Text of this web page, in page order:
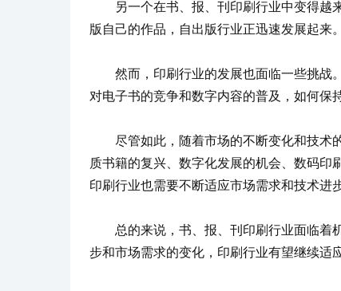
另一个在书、报、刊印刷行业中变得越
版自己的作品，自出版行业正迅速发展起来
然而，印刷行业的发展也面临一些挑战
对电子书的竞争和数字内容的普及，如何保
尽管如此，随着市场的不断变化和技术
质书籍的复兴、数字化发展的机会、数码印
印刷行业也需要不断适应市场需求和技术进
总的来说，书、报、刊印刷行业面临着
步和市场需求的变化，印刷行业有望继续适